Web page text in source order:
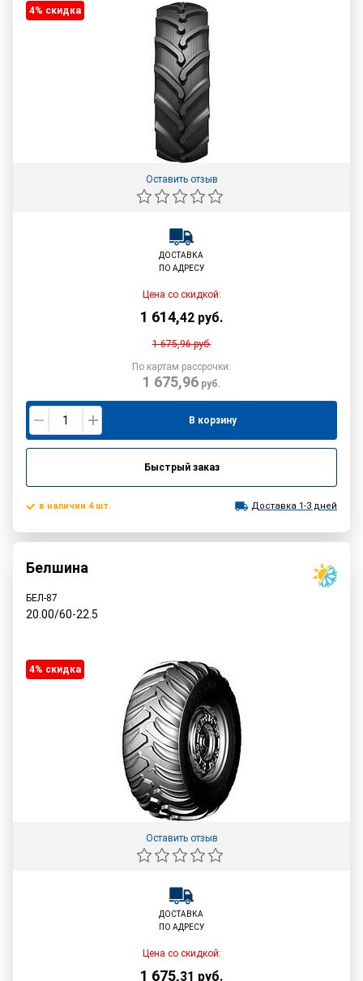
4% cкидка
Оставить отзыв
ДОСТАВКА
ПО АДРЕСУ
Цена со скидкой:
1 614,42 руб.
1 675,96руб.
По картам рассрочки:
1 675,96руб.
В корзину
Быстрый заказ
в наличии 4 шт. Доставка 1-3 дней
Белшина
БЕЛ-87
20.00/60-22.5
4% cкидка
Оставить отзыв
ДОСТАВКА
ПО АДРЕСУ
Цена со скидкой:
1 675,31 руб.